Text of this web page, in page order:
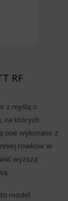
RF
z myślą o
na których
one wykonane z
rowków w
wyższą
model